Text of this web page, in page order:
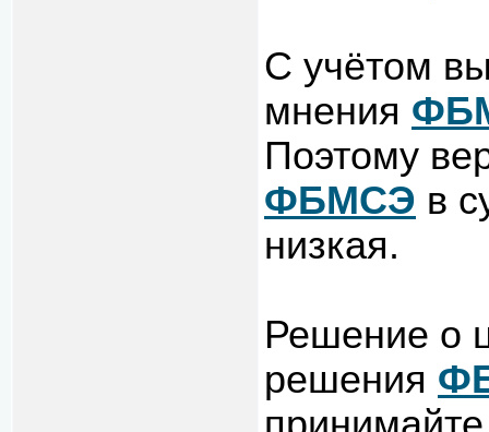
С учётом
мнения
Поэтому
ФБМСЭ в
низкая.
Решение о
решения